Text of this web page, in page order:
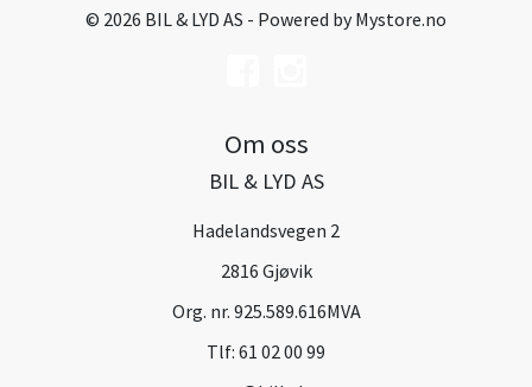
© 2026 BIL & LYD AS - Powered byMystore.no
Om oss
BIL & LYD AS
Hadelandsvegen 2
2816 Gjøvik
Org. nr. 925.589.616MVA
Tlf: 61 02 00 99